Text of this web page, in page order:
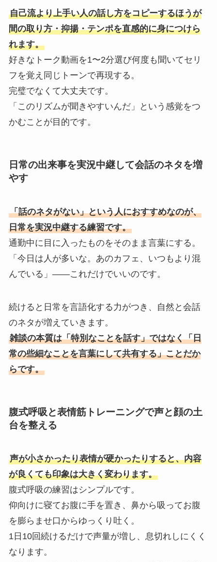
自己流より上手い人の話し方をコピーするほうが
間の取り方・抑揚・テンポを直感的に身につけら
れます。
好きなトーク動画を1〜2分選び何度も聞いてセリ
フを覚え同じトーンで再現する。
完璧でなくて大丈夫です。
「このリズムが聞きやすいんだ」という感覚をつ
かむことが目的です。
日常の出来事を実況中継して会話のネタを増
やす
「話のネタがない」という人におすすめなのが、
日常を実況中継する練習です。
通勤中に目に入ったものをそのまま言葉にする。
「今日は人が多いな。あのカフェ、いつもより混
んでいる」——これだけでいいのです。
続けると日常を言語化する力がつき、自然と会話
のネタが増えていきます。
雑談の本質は「特別なことを話す」ではなく「日
常の些細なことを言葉にして共有する」ことだか
らです。
腹式呼吸と表情筋トレーニングで声と顔の土
台を整える
声が小さかったり表情が硬かったりすると、内容
が良くても印象は大きく変わります。
腹式呼吸の練習はシンプルです。
仰向けに寝てお腹に手を置き、鼻から吸ってお腹
を膨らませ口からゆっくり吐く。
1日10回続けるだけで声量が増し、息切れしにくく
なります。